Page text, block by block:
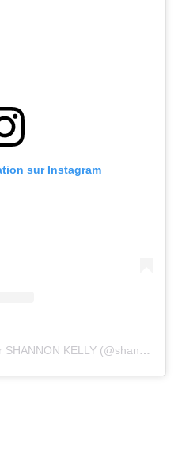
sur Instagram
Une publication partagée par SHANNON KELLY (@shannonkelly.ch)